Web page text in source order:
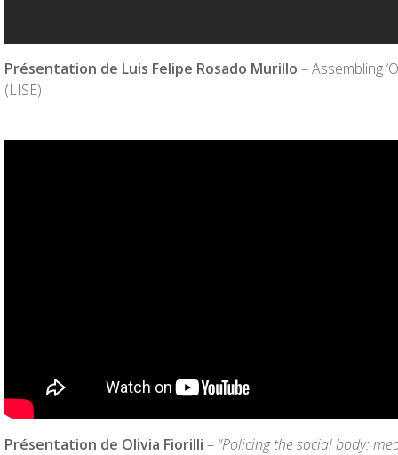
Présentation de Luis Felipe Rosado Murillo – Assembling
(LISE)
Présentation de Olivia Fiorilli – “Policing the social body: